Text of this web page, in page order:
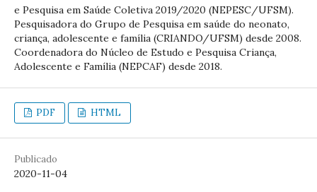
e Pesquisa em Saúde Coletiva 2019/2020 (NEPESC/UFSM).
Pesquisadora do Grupo de Pesquisa em saúde do neonato,
criança, adolescente e família (CRIANDO/UFSM) desde 2008.
Coordenadora do Núcleo de Estudo e Pesquisa Criança,
Adolescente e Família (NEPCAF) desde 2018.
PDF HTML
Publicado
2020-11-04